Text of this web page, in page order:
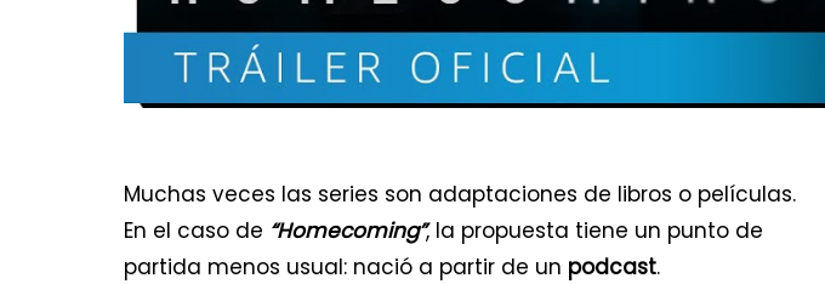
Muchas veces las series son adaptaciones de libros o películas.
En el caso de “Homecoming”, la propuesta tiene un punto de
partida menos usual: nació a partir de un podcast.